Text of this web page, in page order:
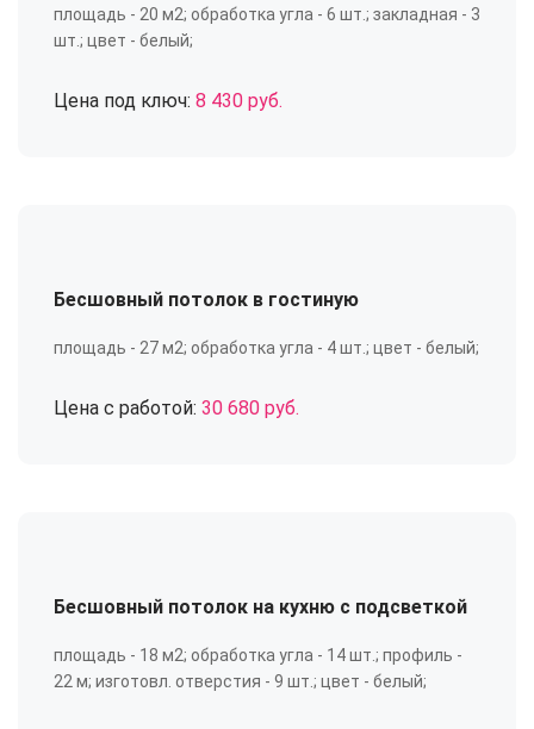
площадь - 20 м2; обработка угла - 6 шт.; закладная - 3
шт.; цвет - белый;
Цена под ключ: 8 430 руб.
Бесшовный потолок в гостиную
площадь - 27 м2; обработка угла - 4 шт.; цвет - белый;
Цена с работой: 30 680 руб.
Бесшовный потолок на кухню с подсветкой
площадь - 18 м2; обработка угла - 14 шт.; профиль -
22 м; изготовл. отверстия - 9 шт.; цвет - белый;